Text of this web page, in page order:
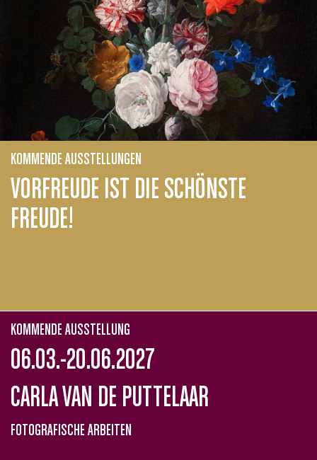
KOMMENDE AUSSTELLUNGEN
VORFREUDE IST DIE SCHÖNSTE
FREUDE!
KOMMENDE AUSSTELLUNG
06.03.-20.06.2027
CARLA VAN DE PUTTELAAR
FOTOGRAFISCHE ARBEITEN